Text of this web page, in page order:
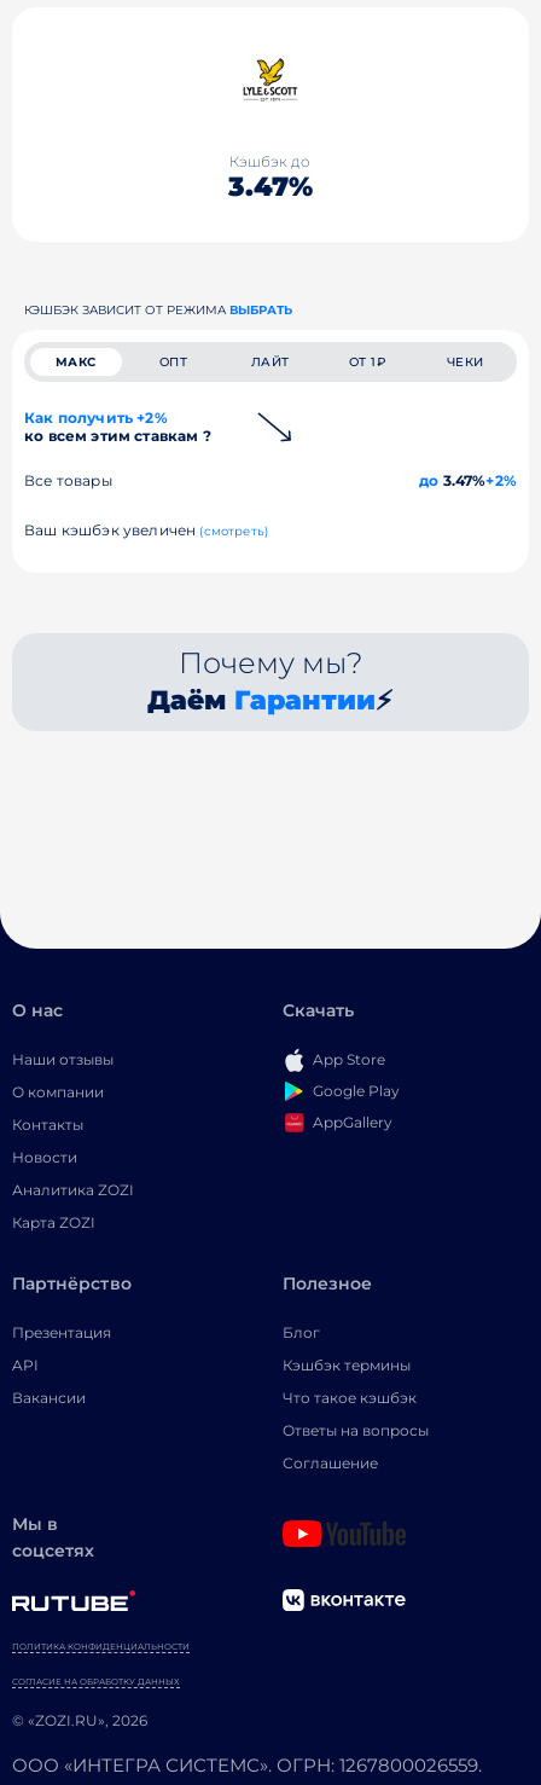
Кэшбэк до
3.47%
КЭШБЭК ЗАВИСИТ ОТ РЕЖИМА ВЫБРАТЬ
МАКС ОПТ ЛАЙТ ОТ 1₽ ЧЕКИ
Как получить +2%
ко всем этим ставкам ?
Все товары до 3.47%+2%
Ваш кэшбэк увеличен (смотреть)
Почему мы?
Даём Гарантии⚡
О нас
Наши отзывы
О компании
Контакты
Новости
Аналитика ZOZI
Карта ZOZI
Скачать
App Store
Google Play
AppGallery
Партнёрство
Презентация
API
Вакансии
Полезное
Блог
Кэшбэк термины
Что такое кэшбэк
Ответы на вопросы
Соглашение
Мы в
соцсетях
© «ZOZI.RU», 2026
ПОЛИТИКА КОНФИДЕНЦИАЛЬНОСТИ
СОГЛАСИЕ НА ОБРАБОТКУ ДАННЫХ
ООО «ИНТЕГРА СИСТЕМС». ОГРН: 1267800026559.